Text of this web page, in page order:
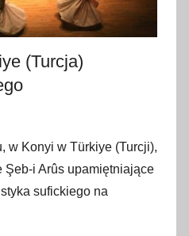
(Turcja)
w Konyi w Türkiye (Turcji),
i Arûs upamiętniające
sufickiego na